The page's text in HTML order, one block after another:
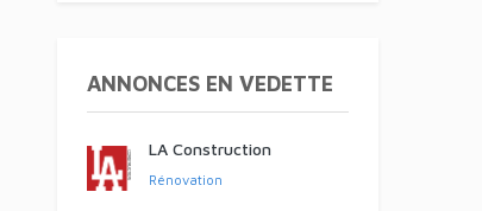
ANNONCES EN VEDETTE
LA Construction
Rénovation